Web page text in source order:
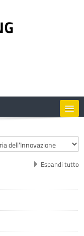
Espandi tutto